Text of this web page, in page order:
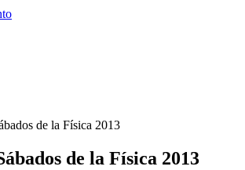
de la Física 2013
de la Física 2013